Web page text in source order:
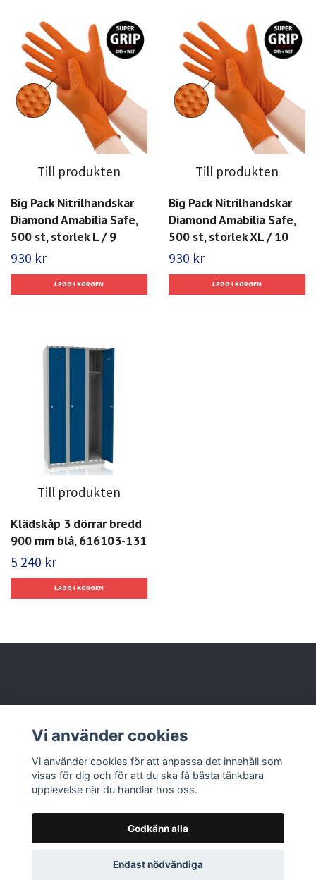
Till produkten
Big Pack Nitrilhandskar
Diamond Amabilia Safe,
500 st, storlek L / 9
930 kr
Till produkten
Big Pack Nitrilhandskar
Diamond Amabilia Safe,
500 st, storlek XL / 10
930 kr
Till produkten
Klädskåp 3 dörrar bredd
900 mm blå, 616103-131
5 240 kr
Läs mer
© 2026 Nolbox AB
Vi använder cookies
Vi använder cookies för att anpassa det innehåll som
visas för dig och för att du ska få bästa tänkbara
upplevelse när du handlar hos oss.
Godkänn alla
Endast nödvändiga